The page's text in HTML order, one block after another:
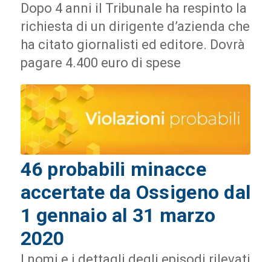
Dopo 4 anni il Tribunale ha respinto la
richiesta di un dirigente d’azienda che
ha citato giornalisti ed editore. Dovrà
pagare 4.400 euro di spese
46 probabili minacce
accertate da Ossigeno dal
1 gennaio al 31 marzo
2020